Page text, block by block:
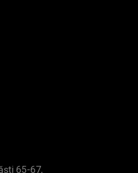
65-67,